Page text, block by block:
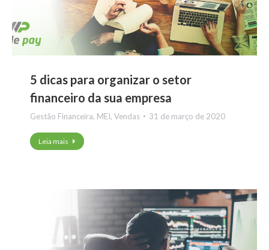
5 dicas para organizar o setor
financeiro da sua empresa
Gestão Financeira, MEI, Vendas 31 de março de 2020
Leia mais